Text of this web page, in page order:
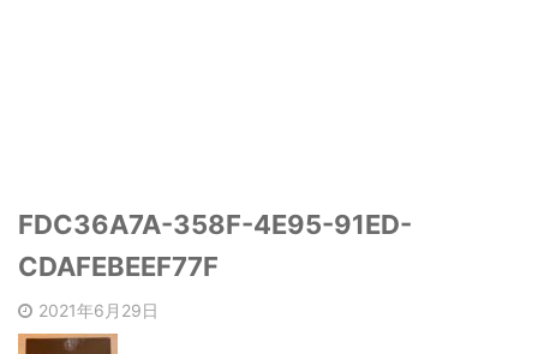
FDC36A7A-358F-4E95-91ED-
CDAFEBEEF77F
2021年6月29日